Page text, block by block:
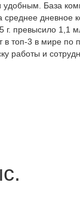
База
дневное
г. превысило 1,1
в топ-3 в мире по
работы и